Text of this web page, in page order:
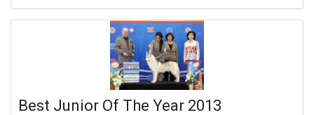
Best Junior Of The Year 2013